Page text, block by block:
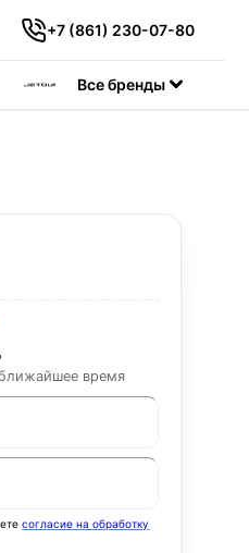
+7 (861) 230-07-80
Jetour55
Все бренды
время
согласие на обработку